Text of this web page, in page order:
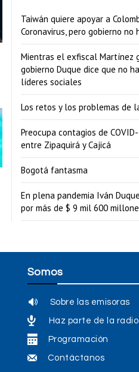
Taiwán quiere apoyar a
Coronavirus, pero gobierno
Mientras el exfiscal Martínez
gobierno Duque dice que no
líderes sociales
Los retos y los problemas de
Preocupa contagios de
entre Zipaquirá y Cajicá
Bogotá fantasma
En plena pandemia Iván
por más de $ 9 mil 600
Somos
Sobre las emisoras
Haz parte de la radio
Programación
Contáctanos